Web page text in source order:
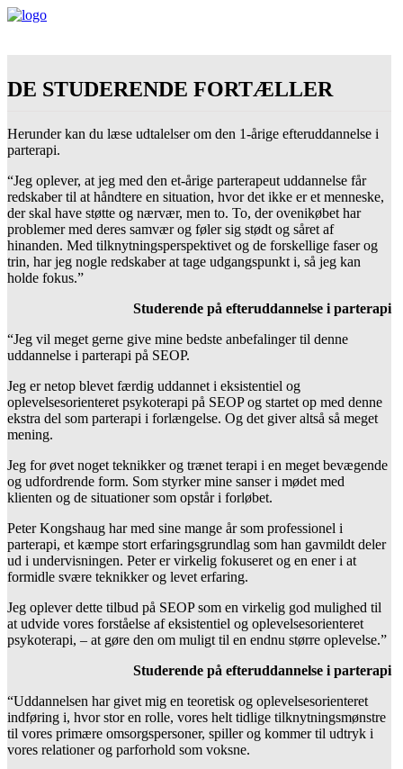
DE STUDERENDE FORTÆLLER
Herunder kan du læse udtalelser om den 1-årige efteruddannelse i
parterapi.
“Jeg oplever, at jeg med den et-årige parterapeut uddannelse får
redskaber til at håndtere en situation, hvor det ikke er et menneske,
der skal have støtte og nærvær, men to. To, der ovenikøbet har
problemer med deres samvær og føler sig stødt og såret af
hinanden. Med tilknytningsperspektivet og de forskellige faser og
trin, har jeg nogle redskaber at tage udgangspunkt i, så jeg kan
holde fokus.”
Studerende på efteruddannelse i parterapi
“Jeg vil meget gerne give mine bedste anbefalinger til denne
uddannelse i parterapi på SEOP.
Jeg er netop blevet færdig uddannet i eksistentiel og
oplevelsesorienteret psykoterapi på SEOP og startet op med denne
ekstra del som parterapi i forlængelse. Og det giver altså så meget
mening.
Jeg for øvet noget teknikker og trænet terapi i en meget bevægende
og udfordrende form. Som styrker mine sanser i mødet med
klienten og de situationer som opstår i forløbet.
Peter Kongshaug har med sine mange år som professionel i
parterapi, et kæmpe stort erfaringsgrundlag som han gavmildt deler
ud i undervisningen. Peter er virkelig fokuseret og en ener i at
formidle svære teknikker og levet erfaring.
Jeg oplever dette tilbud på SEOP som en virkelig god mulighed til
at udvide vores forståelse af eksistentiel og oplevelsesorienteret
psykoterapi, – at gøre den om muligt til en endnu større oplevelse.”
Studerende på efteruddannelse i parterapi
“Uddannelsen har givet mig en teoretisk og oplevelsesorienteret
indføring i, hvor stor en rolle, vores helt tidlige tilknytningsmønstre
til vores primære omsorgspersoner, spiller og kommer til udtryk i
vores relationer og parforhold som voksne.